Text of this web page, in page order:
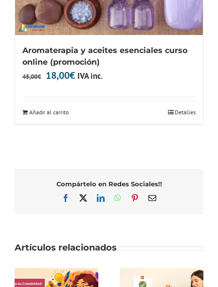
Aromaterapia y aceites esenciales curso
online (promoción)
45,00€
El
18,00€ElIVA inc.
Añadir al carrito Detalles
Compártelo en Redes Sociales!!
Facebook
LinkedInWhatsApp
PinterestCorreo
Artículos relacionados